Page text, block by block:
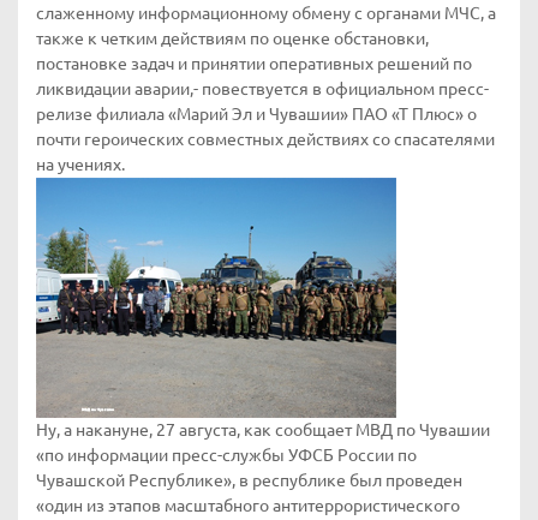
слаженному информационному обмену с органами МЧС, а
также к четким действиям по оценке обстановки,
постановке задач и принятии оперативных решений по
ликвидации аварии,- повествуется в официальном пресс-
релизе филиала «Марий Эл и Чувашии» ПАО «Т Плюс» о
почти героических совместных действиях со спасателями
на учениях.
Ну, а накануне, 27 августа, как сообщает МВД по Чувашии
«по информации пресс-службы УФСБ России по
Чувашской Республике», в республике был проведен
«один из этапов масштабного антитеррористического